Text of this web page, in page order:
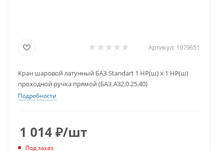
Артикул: 1079651
Кран шаровой латунный БАЗ Standart 1 НР(ш) х 1 НР(ш)
проходной ручка прямой (БАЗ.А32.0.25.40)
Подробности
1 014₽/шт
Под заказ